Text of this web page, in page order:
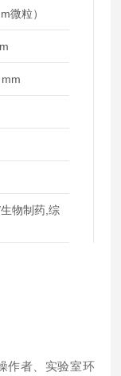
微粒）
物制药,综
作者、实验室环